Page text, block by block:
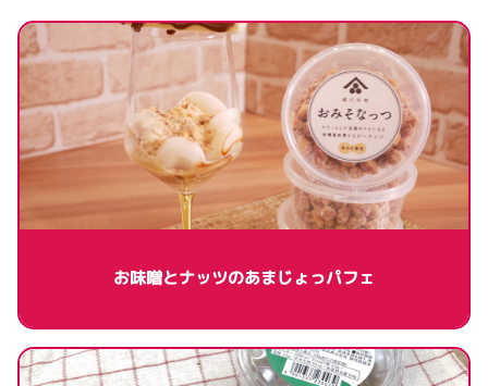
お味噌とナッツのあまじょっパフェ